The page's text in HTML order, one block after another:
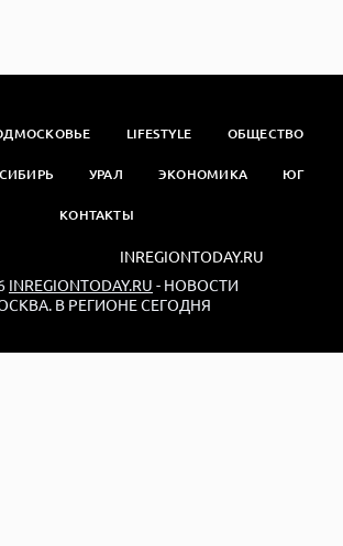
LIFESTYLE ОБЩЕСТВО
СИБИРЬ УРАЛ ЭКОНОМИКА ЮГ
КОНТАКТЫ
INREGIONTODAY.RU - НОВОСТИ
В РЕГИОНЕ СЕГОДНЯ